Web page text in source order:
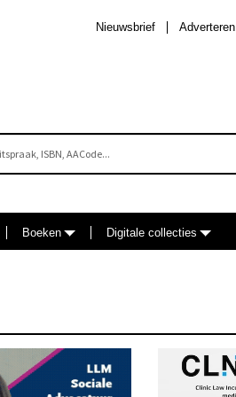
Adverteren
Nieuwsbrief
Boeken Digitale collecties